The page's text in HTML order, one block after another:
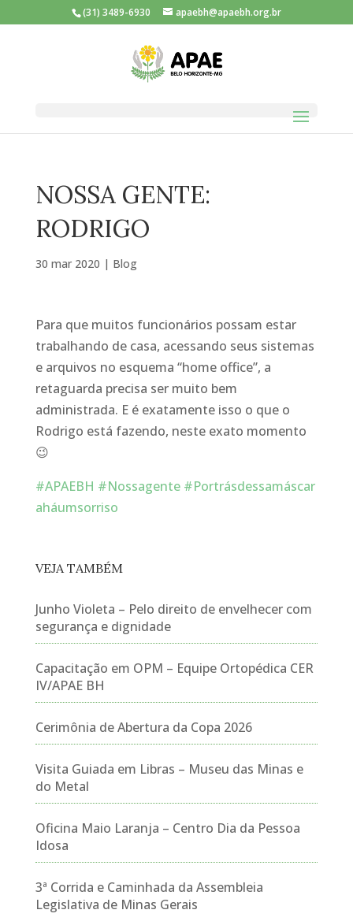
(31) 3489-6930 apaebh@apaebh.org.br
NOSSA GENTE:
RODRIGO
30 mar 2020 | Blog
Para que muitos funcionários possam estar
trabalhando de casa, acessando seus sistemas
e arquivos no esquema “home office”, a
retaguarda precisa ser muito bem
administrada. E é exatamente isso o que o
Rodrigo está fazendo, neste exato momento
😉
#APAEBH #Nossagente #Portrásdessamáscar
aháumsorriso
VEJA TAMBÉM
Junho Violeta – Pelo direito de envelhecer com
segurança e dignidade
Capacitação em OPM – Equipe Ortopédica CER
IV/APAE BH
Cerimônia de Abertura da Copa 2026
Visita Guiada em Libras – Museu das Minas e
do Metal
Oficina Maio Laranja – Centro Dia da Pessoa
Idosa
3ª Corrida e Caminhada da Assembleia
Legislativa de Minas Gerais